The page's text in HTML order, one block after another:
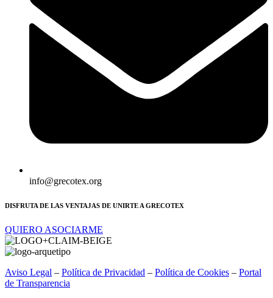
info@grecotex.org
DISFRUTA DE LAS VENTAJAS DE UNIRTE A GRECOTEX
QUIERO ASOCIARME
Aviso Legal – Política de Privacidad – Política de Cookies – Portal
de Transparencia